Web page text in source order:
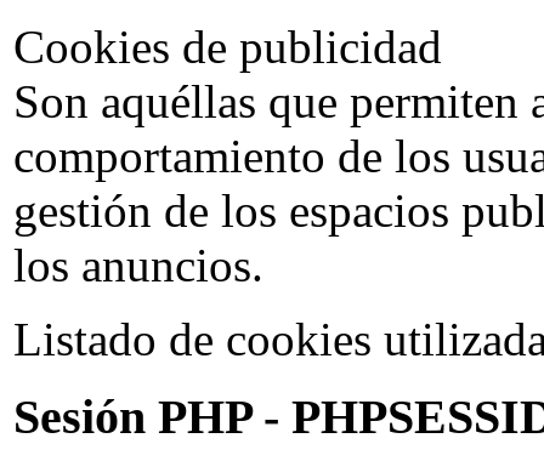
Cookies de publicidad
Son aquéllas que permiten
comportamiento de los
gestión de los espacios
los anuncios.
Listado de cookies
Sesión PHP -